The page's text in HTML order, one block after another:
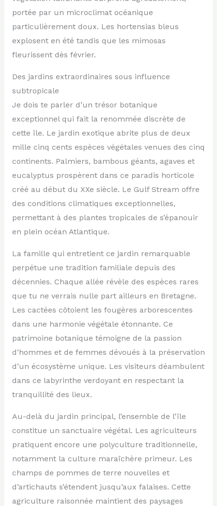
portée par un microclimat océanique
particulièrement doux. Les hortensias bleus
explosent en été tandis que les mimosas
fleurissent dès février.
Des jardins extraordinaires sous influence
subtropicale
Je dois te parler d’un trésor botanique
exceptionnel qui fait la renommée discrète de
cette île. Le jardin exotique abrite plus de deux
mille cinq cents espèces végétales venues des cinq
continents. Palmiers, bambous géants, agaves et
eucalyptus prospèrent dans ce paradis horticole
créé au début du XXe siècle. Le Gulf Stream offre
des conditions climatiques exceptionnelles,
permettant à des plantes tropicales de s’épanouir
en plein océan Atlantique.
La famille qui entretient ce jardin remarquable
perpétue une tradition familiale depuis des
décennies. Chaque allée révèle des espèces rares
que tu ne verrais nulle part ailleurs en Bretagne.
Les cactées côtoient les fougères arborescentes
dans une harmonie végétale étonnante. Ce
patrimoine botanique témoigne de la passion
d’hommes et de femmes dévoués à la préservation
d’un écosystème unique. Les visiteurs déambulent
dans ce labyrinthe verdoyant en respectant la
tranquillité des lieux.
Au-delà du jardin principal, l’ensemble de l’île
constitue un sanctuaire végétal. Les agriculteurs
pratiquent encore une polyculture traditionnelle,
notamment la culture maraîchère primeur. Les
champs de pommes de terre nouvelles et
d’artichauts s’étendent jusqu’aux falaises. Cette
agriculture raisonnée maintient des paysages